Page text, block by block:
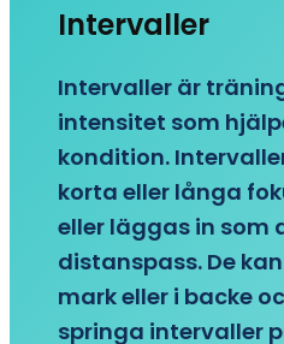
Intervaller
Intervaller är
intensitet som
kondition.
korta eller långa
eller läggas in som
distanspass. De
mark eller i backe
springa intervaller